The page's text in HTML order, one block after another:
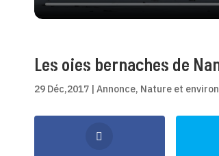
Les oies bernaches de
29 Déc,2017 | Annonce, Nature et